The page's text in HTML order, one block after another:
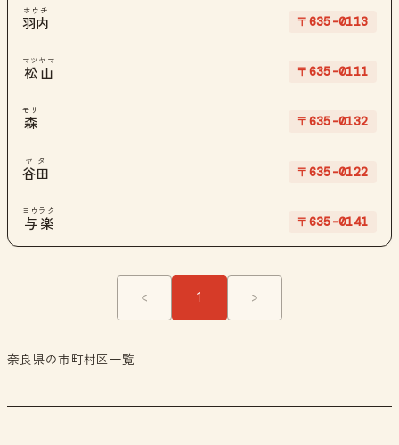
羽内
ホウチ
〒635-0113
松山
マツヤマ
〒635-0111
森
モリ
〒635-0132
谷田
ヤタ
〒635-0122
与楽
ヨウラク
〒635-0141
< 1 >
奈良県の市町村区一覧